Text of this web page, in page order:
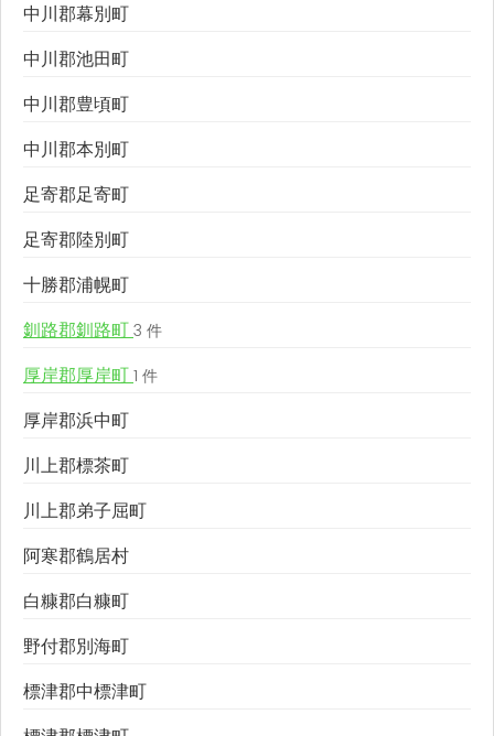
中川郡幕別町
中川郡池田町
中川郡豊頃町
中川郡本別町
足寄郡足寄町
足寄郡陸別町
十勝郡浦幌町
釧路郡釧路町 3 件
厚岸郡厚岸町 1 件
厚岸郡浜中町
川上郡標茶町
川上郡弟子屈町
阿寒郡鶴居村
白糠郡白糠町
野付郡別海町
標津郡中標津町